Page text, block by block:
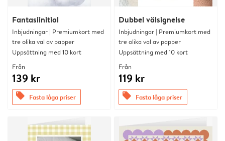
Fantasiinitial
Inbjudningar | Premiumkort med
tre olika val av papper
Uppsättning med 10 kort
Från
139 kr
offers Fasta låga priser
Dubbel välsignelse
Inbjudningar | Premiumkort med
tre olika val av papper
Uppsättning med 10 kort
Från
119 kr
offers Fasta låga priser